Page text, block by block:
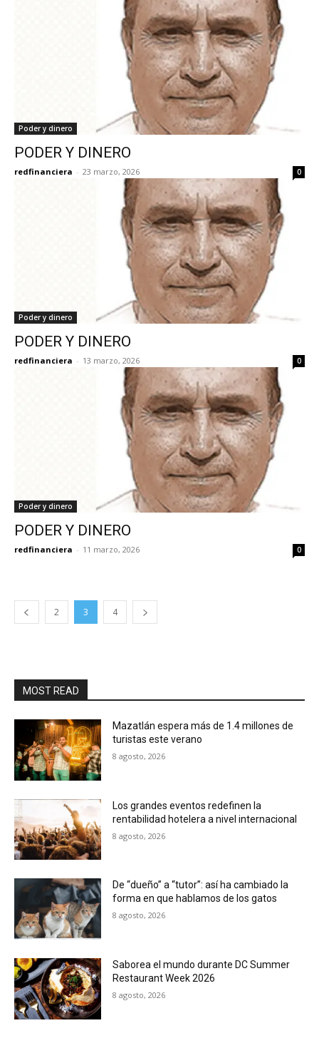
Poder y dinero
PODER Y DINERO
redfinanciera - 23 marzo, 2026 0
Poder y dinero
PODER Y DINERO
redfinanciera - 13 marzo, 2026 0
Poder y dinero
PODER Y DINERO
redfinanciera - 11 marzo, 2026 0
2 3 4
MOST READ
Mazatlán espera más de 1.4 millones de
turistas este verano
8 agosto, 2026
Los grandes eventos redefinen la
rentabilidad hotelera a nivel internacional
8 agosto, 2026
De “dueño” a “tutor”: así ha cambiado la
forma en que hablamos de los gatos
8 agosto, 2026
Saborea el mundo durante DC Summer
Restaurant Week 2026
8 agosto, 2026